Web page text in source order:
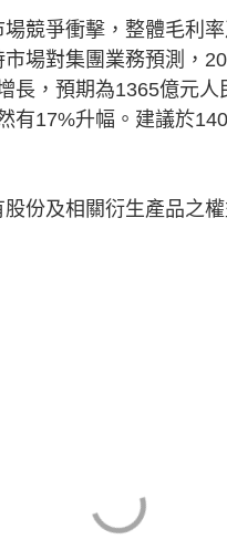
爭衝擊，整體毛利率
場對集團業務預測，
長，預期為1365億元
有17%升幅。建議於
及相關衍生產品之權